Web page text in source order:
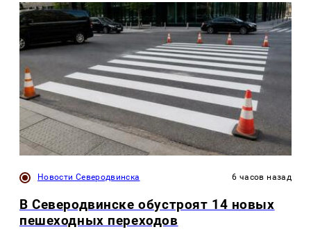
Новости Северодвинска 6 часов назад
В Северодвинске обустроят 14 новых
пешеходных переходов